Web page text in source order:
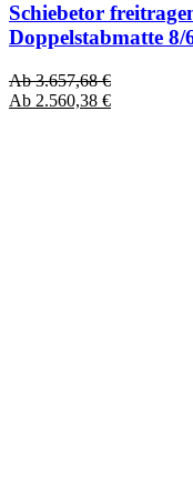
Schiebetor
Doppelstabmatte 8/
Ab3.657,68€
Ab 2.560,38 €